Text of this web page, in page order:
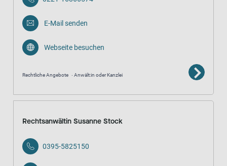
E-Mail senden
Webseite besuchen
Rechtliche Angebote Anwält:in oder Kanzlei
Rechtsanwältin Susanne Stock
0395-5825150